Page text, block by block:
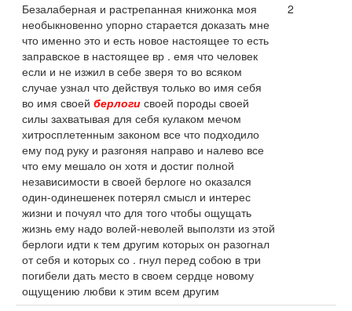
Безалаберная и растрепанная книжонка моя
необыкновенно упорно старается доказать мне
что именно это и есть новое настоящее то есть
заправское в настоящее вр . емя что человек
если и не изжил в себе зверя то во всяком
случае узнал что действуя только во имя себя
во имя своей берлоги своей породы своей
силы захватывая для себя кулаком мечом
хитросплетенным законом все что подходило
ему под руку и разгоняя направо и налево все
что ему мешало он хотя и достиг полной
независимости в своей берлоге но оказался
один-одинешенек потерял смысл и интерес
жизни и почуял что для того чтобы ощущать
жизнь ему надо волей-неволей выползти из этой
берлоги идти к тем другим которых он разогнал
от себя и которых со . гнул перед собою в три
погибели дать место в своем сердце новому
ощущению любви к этим всем другим
2